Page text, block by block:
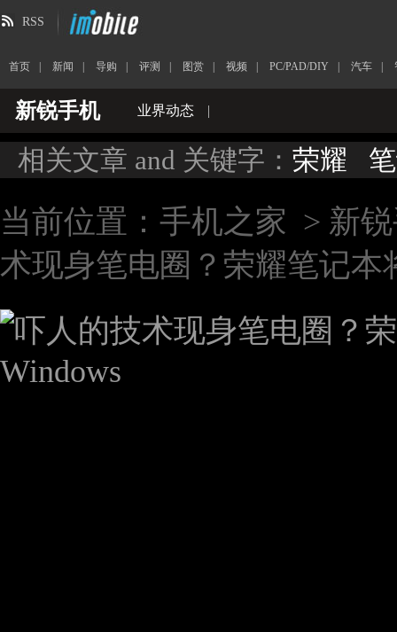
RSS
首页 新闻 导购 评测 图赏 视频 PC/PAD/DIY 汽车
新锐手机 业界动态 |
相关文章 and 关键字： 荣耀
当前位置： 手机之家 > 新
术现身笔电圈？荣耀笔记本